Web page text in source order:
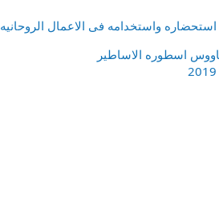
واستخدامه فى الاعمال الروحانيه
اسطوره الاساطير